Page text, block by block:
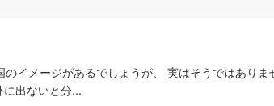
のイメージがあるでしょうが、 実はそうではあり
出ないと分...